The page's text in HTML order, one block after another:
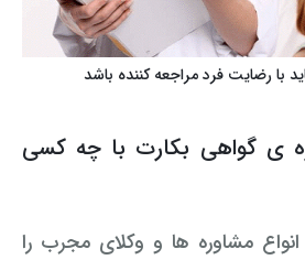
با رضایت فرد مراجعه کننده باشد
ی گواهی بکارت با چه کسی
مشاوره ها و وکلای مجرب را